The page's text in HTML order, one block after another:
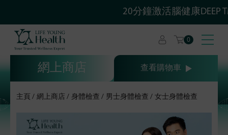
20分鐘激活腦健康DEEP
0
網上商店 查看購物車
主頁 網上商店 身體檢查 男士身體檢查 女士身體檢查